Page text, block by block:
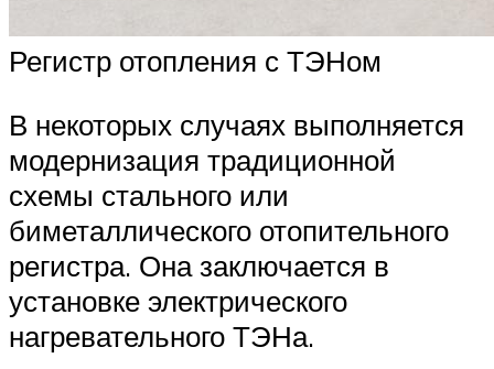
Регистр отопления с ТЭНом
В некоторых случаях выполняется
модернизация традиционной
схемы стального или
биметаллического отопительного
регистра. Она заключается в
установке электрического
нагревательного ТЭНа.